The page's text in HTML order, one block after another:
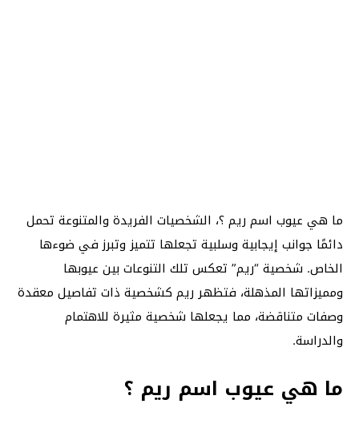
ما هي عيوب اسم ريم ؟، الشخصيات الفريدة والمتنوعة تحمل
دائمًا جوانب إيجابية وسلبية تجعلها تتميز وتبرز في ضوءها
الخاص. شخصية “ريم” تعكس تلك التنوعات بين عيوبها
ومميزاتها المذهلة، فتظهر ريم كشخصية ذات تفاصيل معقدة
وصفات متناقضة، مما يجعلها شخصية مثيرة للاهتمام
والدراسة.
ما هي عيوب اسم ريم ؟